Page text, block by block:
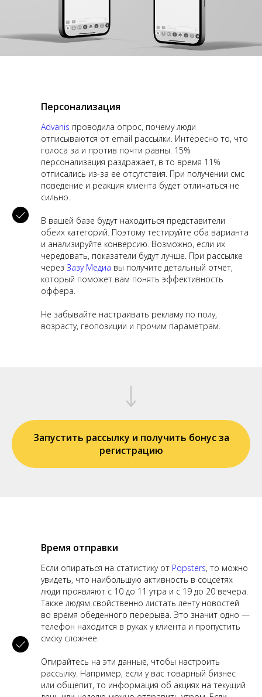
Персонализация
Advanis проводила опрос, почему люди
отписываются от email рассылки. Интересно то, что
голоса за и против почти равны. 15%
персонализация раздражает, в то время 11%
отписались из-за ее отсутствия. При получении смс
поведение и реакция клиента будет отличаться не
сильно.
В вашей базе будут находиться представители
обеих категорий. Поэтому тестируйте оба варианта
и анализируйте конверсию. Возможно, если их
чередовать, показатели будут лучше. При рассылке
через Зазу Медиа вы получите детальный отчет,
который поможет вам понять эффективность
оффера.
Не забывайте настраивать рекламу по полу,
возрасту, геопозиции и прочим параметрам.
Запустить рассылку и получить бонус за
регистрацию
Время отправки
Если опираться на статистику от Popsters, то можно
увидеть, что наибольшую активность в соцсетях
люди проявляют с 10 до 11 утра и с 19 до 20 вечера.
Также людям свойственно листать ленту новостей
во время обеденного перерыва. Это значит одно —
телефон находится в руках у клиента и пропустить
смску сложнее.
Опирайтесь на эти данные, чтобы настроить
рассылку. Например, если у вас товарный бизнес
или общепит, то информация об акциях на текущий
Не хочу ничего читать,